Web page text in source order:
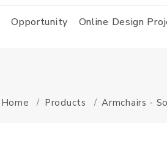
Opportunity Online Design
Home Products Armchairs -